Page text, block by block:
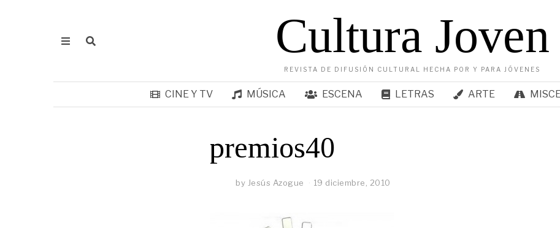
Cultura Joven
REVISTA DE DIFUSIÓN CULTURAL HECHA POR Y PARA JÓVENES
CINE Y TV MÚSICA ESCENA LETRAS ARTE
premios40
by Jesús Azogue 19 diciembre, 2010